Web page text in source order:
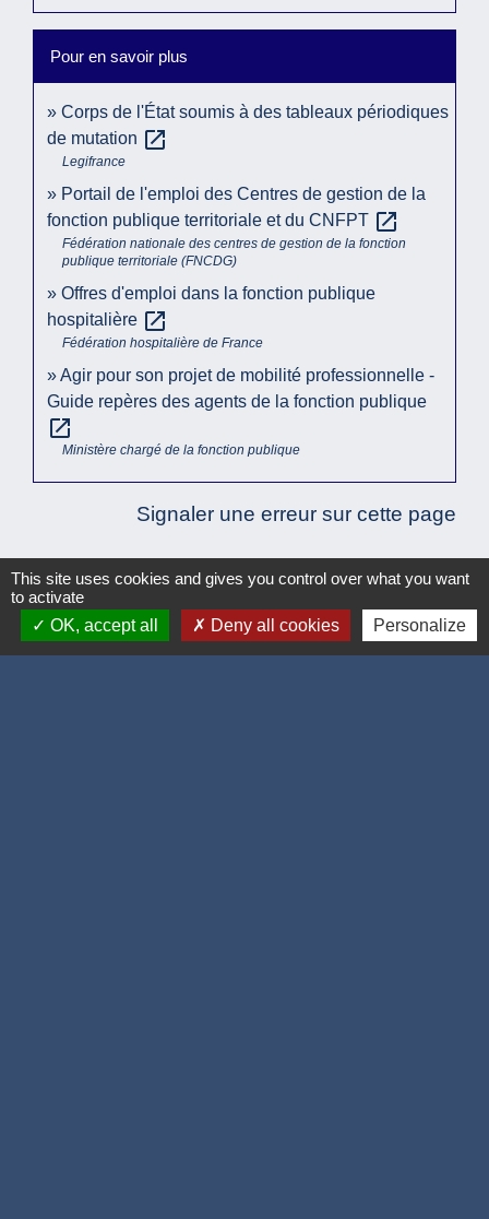
Pour en savoir plus
Corps de l'État soumis à des tableaux périodiques
de mutation open_in_new
Legifrance
Portail de l'emploi des Centres de gestion de la
fonction publique territoriale et du CNFPT open_in_new
Fédération nationale des centres de gestion de la fonction
publique territoriale (FNCDG)
Offres d'emploi dans la fonction publique
hospitalière open_in_new
Fédération hospitalière de France
Agir pour son projet de mobilité professionnelle -
Guide repères des agents de la fonction publique
open_in_new
Ministère chargé de la fonction publique
Signaler une erreur sur cette page
Accueil / contacts
This site uses cookies and gives you control over what you want
to activate
OK, accept all
Deny all cookies Personalize